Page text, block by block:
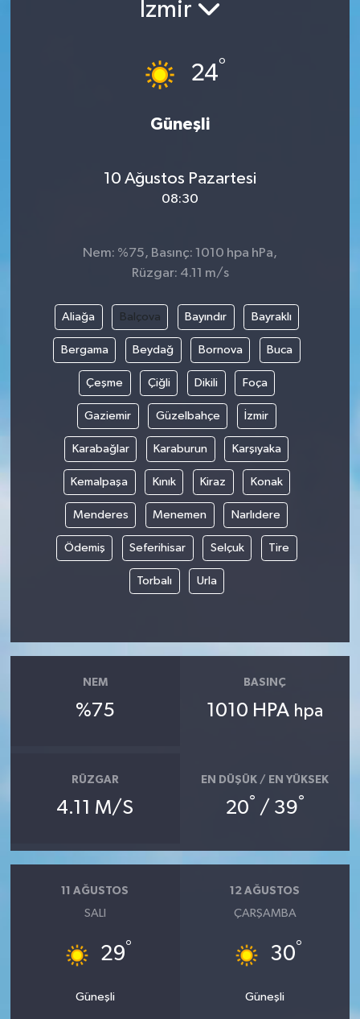
İzmir
24°
Güneşli
10 Ağustos Pazartesi
08:30
Nem: %75, Basınç: 1010 hpa hPa,
Rüzgar: 4.11 m/s
Aliağa Balçova Bayındır Bayraklı
Bergama Beydağ Bornova Buca
Çeşme Çiğli Dikili Foça
Gaziemir Güzelbahçe İzmir
Karabağlar Karaburun Karşıyaka
Kemalpaşa Kınık Kiraz Konak
Menderes Menemen Narlıdere
Ödemiş Seferihisar Selçuk Tire
Torbalı Urla
NEM
%75
BASINÇ
1010 HPA hpa
RÜZGAR
4.11 M/S
EN DÜŞÜK / EN YÜKSEK
20° / 39°
11 AĞUSTOS
SALI
29°
Güneşli
12 AĞUSTOS
ÇARŞAMBA
30°
Güneşli